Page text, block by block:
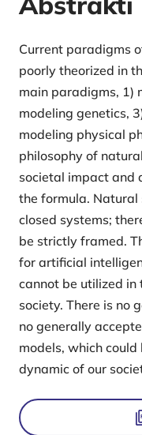
Current paradigms
poorly theorized in
main paradigms, 1)
modeling genetics,
modeling physical
philosophy of
societal impact and
the formula. Natural
closed systems;
be strictly framed.
for artificial
cannot be utilized in
society. There is no
no generally
models, which
dynamic of our
Tiedostot